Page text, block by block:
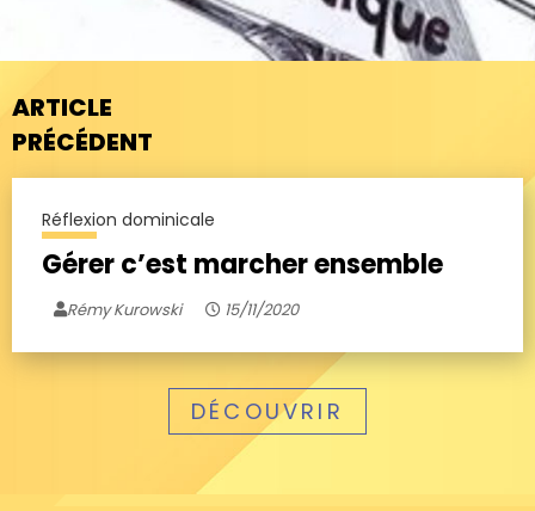
ARTICLE
PRÉCÉDENT
Réflexion dominicale
Gérer c’est marcher ensemble
Rémy Kurowski 15/11/2020
DÉCOUVRIR